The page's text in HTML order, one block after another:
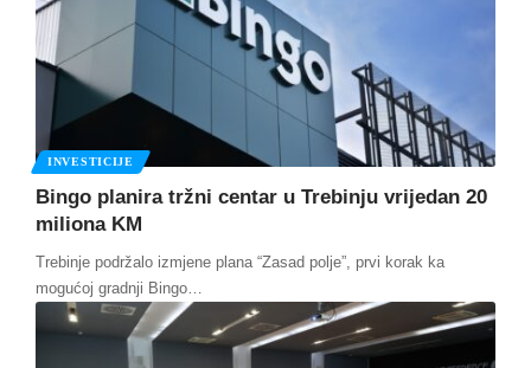
INVESTICIJE
Bingo planira tržni centar u Trebinju vrijedan 20
miliona KM
Trebinje podržalo izmjene plana “Zasad polje”, prvi korak ka
mogućoj gradnji Bingo